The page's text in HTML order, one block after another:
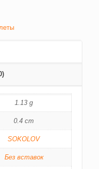
1.13 g
0.4 cm
SOKOLOV
Без вставок